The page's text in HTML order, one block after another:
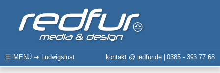
☰ MENÜ ➜ Ludwigslust kontakt @ redfur.de | 0385 - 393 77 68